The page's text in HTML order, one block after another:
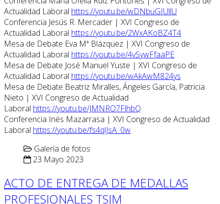
Actualidad Laboral https://youtu.be/wDNbuGIUllU
Conferencia Jesús R. Mercader | XVI Congreso de
Actualidad Laboral https://youtu.be/2WxAKoBZ4T4
Mesa de Debate Eva Mª Blázquez | XVI Congreso de
Actualidad Laboral https://youtu.be/4vSywFfaaPE
Mesa de Debate José Manuel Yuste | XVI Congreso de
Actualidad Laboral https://youtu.be/wAkAwM824ys
Mesa de Debate Beatriz Miralles, Ángeles García, Patricia
Nieto | XVI Congreso de Actualidad
Laboral https://youtu.be/JMNRO7FlhbQ
Conferencia Inés Mazarrasa | XVI Congreso de Actualidad
Laboral https://youtu.be/fs4qlJsA_0w
Galería de fotos
23 Mayo 2023
ACTO DE ENTREGA DE MEDALLAS
PROFESIONALES TSJM